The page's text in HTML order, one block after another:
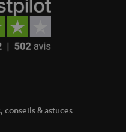
conseils & astuces